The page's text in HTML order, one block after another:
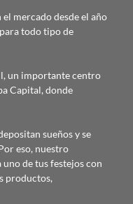
mercado desde el año
todo tipo de
un importante centro
Capital, donde
sueños y se
eso, nuestro
de tus festejos con
productos,